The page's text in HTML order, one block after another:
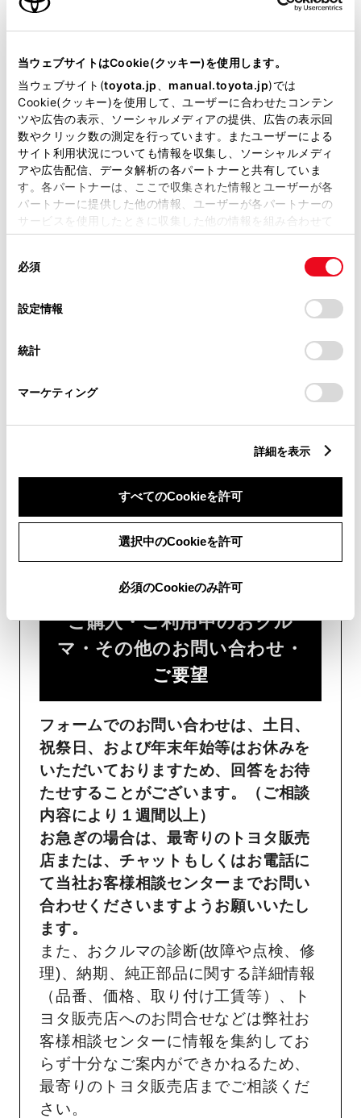
当ウェブサイトはCookie(クッキー)を使用します。
当ウェブサイト(toyota.jp manual.toyota.jp)では
Cookie(クッキー)を使用して、ユーザーに合わせたコンテン
ツや広告の表示、ソーシャルメディアの提供、広告の表示回
数やクリック数の測定を行っています。またユーザーによる
サイト利用状況についても情報を収集し、ソーシャルメディ
アや広告配信、データ解析の各パートナーと共有していま
す。各パートナーは、ここで収集された情報とユーザーが各
パートナーに提供した他の情報、ユーザーが各パートナーの
サービスを使用したときに収集した他の情報を組み合わせて
使用することがあります。当ウェブサイトの使用を続行する
デバイスにすべてのCookie(クッキー)が保存されることに同
意したことになります。Cookie(クッキー)のオプトアウト、
設定の変更、同意を撤回したりするにあたっては、当社の
「Cookie（クッキー）情報の取り扱いについて
」をご覧くだ
必須
設定情報
統計
マーケティング
詳細を表示
すべてのCookieを許可
選択中のCookieを許可
必須のCookieのみ許可
チャットでお問い合わせ
受付：10:00～18:00
（長期連休などの当社指定日を除く）
画面右下の
時間が少なくご案内が可能です。
フォームでお問い合わせ
受付：24時間受付
ご購入・ご利用中のおクル
マ・その他のお問い合わせ・
ご要望​
フォームでのお問い合わせは、土日、
祝祭日、および年末年始等はお休みを
いただいておりますため、回答をお待
たせすることがございます。（ご相談
内容により１週間以上）
お急ぎの場合は、最寄りのトヨタ販売
店または、チャットもしくはお電話に
て当社お客様相談センターまでお問い
合わせくださいますようお願いいたし
ます。
また、おクルマの診断(故障や点検、修
理)、納期、純正部品に関する詳細情報
（品番、価格、取り付け工賃等）、ト
ヨタ販売店へのお問合せなどは弊社お
客様相談センターに情報を集約してお
らず十分なご案内ができかねるため、
最寄りのトヨタ販売店までご相談くだ
さい。